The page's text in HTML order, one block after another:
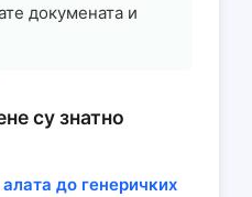
докумената и
су знатно
до генеричких